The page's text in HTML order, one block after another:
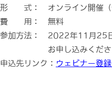
形 式： オンライン開催（
費 用： 無料
参加方法： 2022年11月25日
お申し込みください。
申込先リンク： ウェビナー登